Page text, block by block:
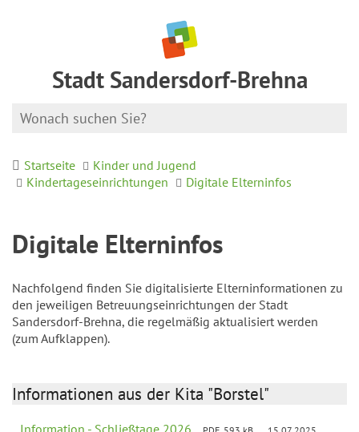
Stadt Sandersdorf-Brehna
Startseite
Kinder und Jugend
Kindertageseinrichtungen
Digitale Elterninfos
Digitale Elterninfos
Nachfolgend finden Sie digitalisierte Elterninformationen zu
den jeweiligen Betreuungseinrichtungen der Stadt
Sandersdorf-Brehna, die regelmäßig aktualisiert werden
(zum Aufklappen).
Informationen aus der Kita "Borstel"
Information - Schließtage 2026